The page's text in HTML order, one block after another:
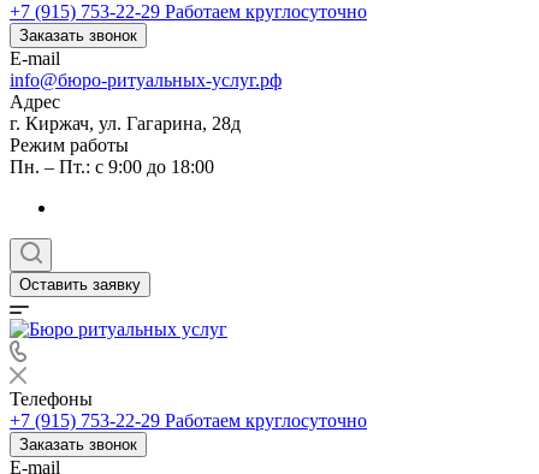
+7 (915) 753-22-29 Работаем круглосуточно
Заказать звонок
E-mail
info@бюро-ритуальных-услуг.рф
Адрес
г. Киржач, ул. Гагарина, 28д
Режим работы
Пн. – Пт.: с 9:00 до 18:00
Оставить заявку
Телефоны
+7 (915) 753-22-29 Работаем круглосуточно
Заказать звонок
E-mail